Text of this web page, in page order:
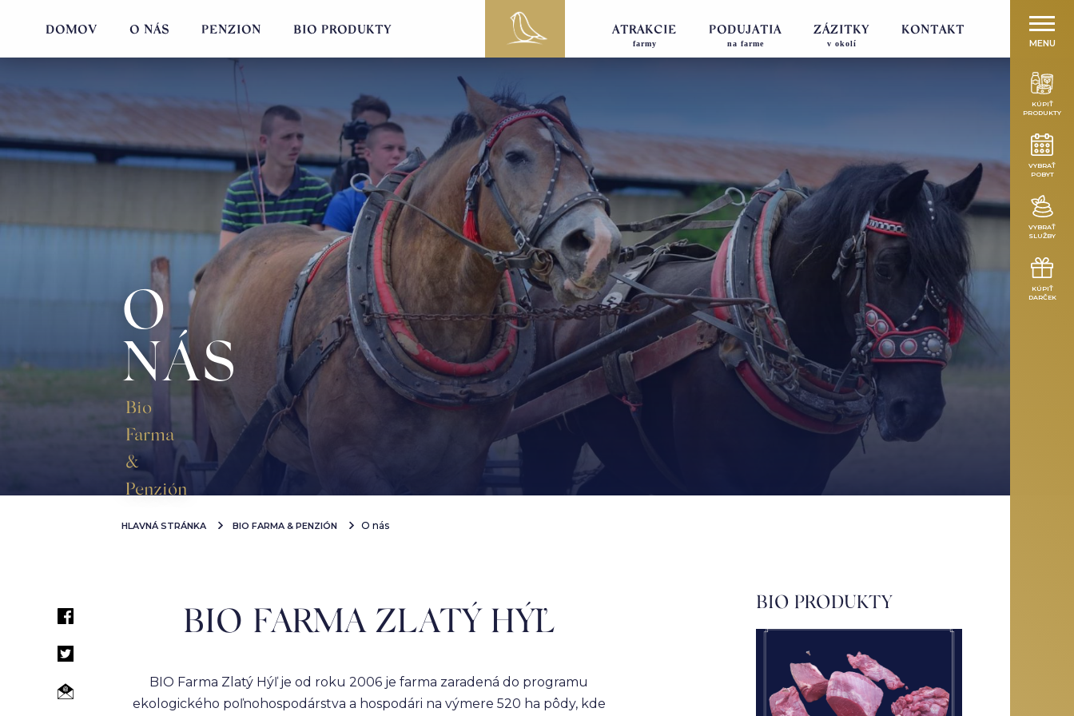
MENU
KÚPIŤ
PRODUKTY
VYBRAŤ
POBYT
VYBRAŤ
SLUŽBY
KÚPIŤ
DARČEK
DOMOV O NÁS PENZIÓN BIO PRODUKTY ATRAKCIE
farmy
PODUJATIA
na farme
ZÁŽITKY
v okolí
KONTAKT
O
NÁS
Bio
Farma
&
Penzión
HLAVNÁ STRÁNKA BIO FARMA & PENZIÓN O nás
BIO FARMA ZLATÝ HÝĽ
BIO Farma Zlatý Hýľ je od roku 2006 je farma zaradená do programu
ekologického poľnohospodárstva a hospodári na výmere 520 ha pôdy, kde
BIO PRODUKTY